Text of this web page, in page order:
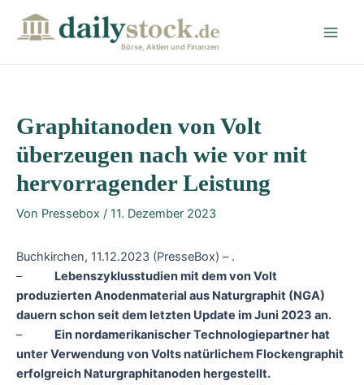
Börse, Aktien und Finanzen
Graphitanoden von Volt
überzeugen nach wie vor mit
hervorragender Leistung
Von Pressebox / 11. Dezember 2023
Buchkirchen, 11.12.2023 (PresseBox) – .
– Lebenszyklusstudien mit dem von Volt
produzierten Anodenmaterial aus Naturgraphit (NGA)
dauern schon seit dem letzten Update im Juni 2023 an.
– Ein nordamerikanischer Technologiepartner hat
unter Verwendung von Volts natürlichem Flockengraphit
erfolgreich Naturgraphitanoden hergestellt.